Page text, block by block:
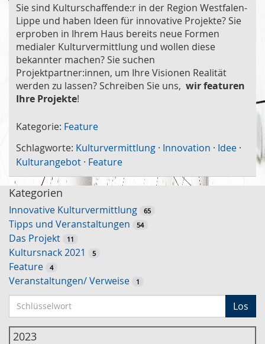
Sie sind Kulturschaffende:r in der Region Westfalen-
Lippe und haben Ideen für innovative Projekte? Sie
erproben in Ihrem Haus bereits neue Formen
medialer Kulturvermittlung und wollen diese
bekannter machen? Sie suchen
Projektpartner:innen, um Ihre Visionen Realität
werden zu lassen? Schreiben Sie uns, wir featuren
Ihre Projekte!
Kategorie: Feature
Schlagworte: Kulturvermittlung · Innovation · Idee ·
Kulturangebot · Feature
Kategorien
Innovative Kulturvermittlung 65
Tipps und Veranstaltungen 54
Das Projekt 11
Kultursnack 2021 5
Feature 4
Veranstaltungen/ Verweise 1
c
h
Los
2023